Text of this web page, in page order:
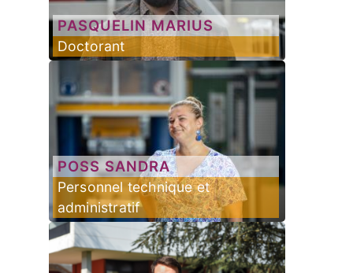
PASQUELIN MARIUS
Doctorant
POSS SANDRA
Personnel technique et
administratif